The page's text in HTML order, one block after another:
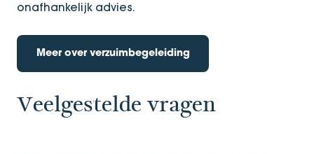
onafhankelijk advies.
Meer over verzuimbegeleiding
Veelgestelde vragen